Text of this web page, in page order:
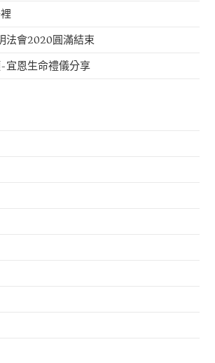
法會2020圓滿結束
宜恩生命禮儀分享